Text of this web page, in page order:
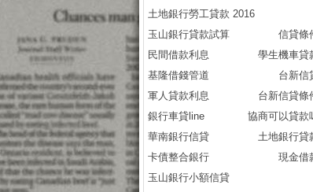
土地銀行勞工貸款 2016
玉山銀行貸款試算
信貸條
民間借款利息
學生機車貸
基隆借錢管道
台新信
軍人貸款利息
台新信貸條
銀行車貸line
協商可以貸款
華南銀行信貸
土地銀行貸
卡債整合銀行
現金借
玉山銀行小額信貸